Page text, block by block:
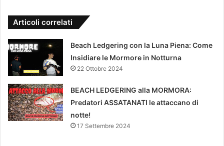
Articoli correlati
Beach Ledgering con la Luna Piena: Come
Insidiare le Mormore in Notturna
22 Ottobre 2024
BEACH LEDGERING alla MORMORA:
Predatori ASSATANATI le attaccano di
notte!
17 Settembre 2024